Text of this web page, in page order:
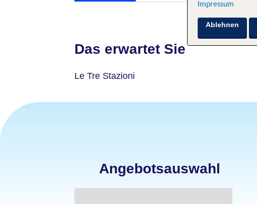
Das erwartet Sie
Le Tre Stazioni
Angebotsauswahl
Impressum
Ablehnen